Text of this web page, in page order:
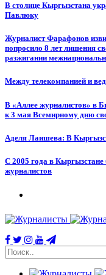
В столице Кыргызстана
Павлюку
Журналист Фарафонов
попросило 8 лет лишения
разжигании
Между телекомпанией и
В «Аллее журналистов» в
к 3 мая Всемирному дню
Аделя Лаишева: В
С 2005 года в
журналистов